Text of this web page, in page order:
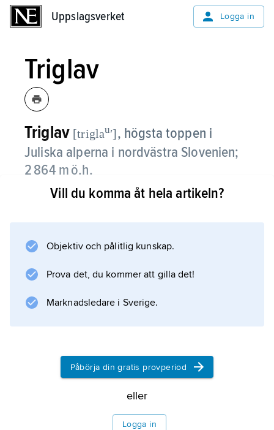
Uppslagsverket Logga in
Triglav
Triglav [triglauʹ], högsta toppen i
Juliska alperna i nordvästra Slovenien;
2 864 m ö.h.
Triglav, som omges av en nationalpark med
Vill du komma åt hela artikeln?
Objektiv och pålitlig kunskap.
Prova det, du kommer att gilla det!
Marknadsledare i Sverige.
Påbörja din gratis provperiod
eller
Logga in